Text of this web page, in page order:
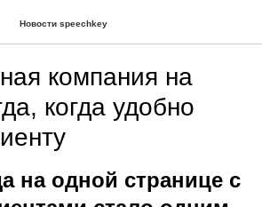
Новости speechkey
компания на
когда удобно
на одной странице с